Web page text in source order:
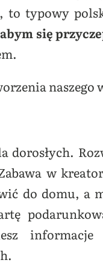
to typowy
się
naszego
dorosłych.
w
do domu, a